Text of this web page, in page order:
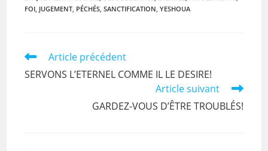
e
o
o
er l s
p
p
FOI JUGEMENT PÉCHÉS SANCTIFICATION YESHOUA
Read
articles
Article précédent
SERVONS L’ETERNEL COMME IL LE DESIRE!
Article suivant
GARDEZ-VOUS D’ÊTRE TROUBLÉS!